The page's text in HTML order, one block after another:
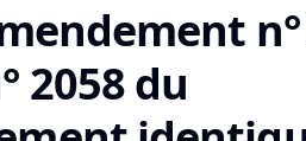
n°
2058 du